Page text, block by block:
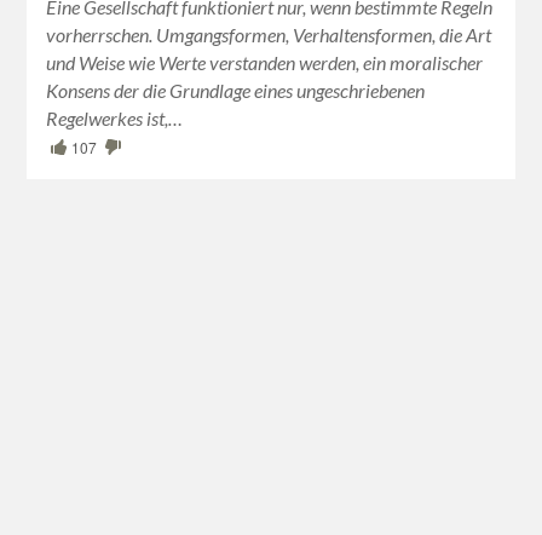
Eine Gesellschaft funktioniert nur, wenn bestimmte Regeln
vorherrschen. Umgangsformen, Verhaltensformen, die Art
und Weise wie Werte verstanden werden, ein moralischer
Konsens der die Grundlage eines ungeschriebenen
Regelwerkes ist,…
107